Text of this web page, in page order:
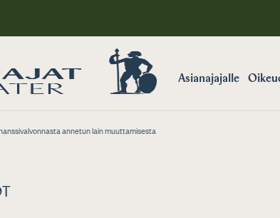
Asianajajalle
annetun lain muuttamisesta